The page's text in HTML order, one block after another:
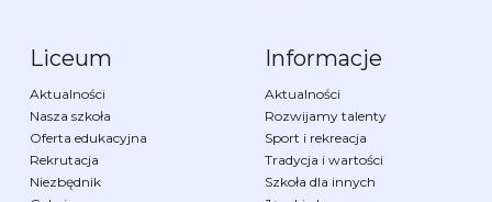
Liceum
Aktualności
Nasza szkoła
Oferta edukacyjna
Rekrutacja
Niezbędnik
Informacje
Aktualności
Rozwijamy talenty
Sport i rekreacja
Tradycja i wartości
Szkoła dla innych